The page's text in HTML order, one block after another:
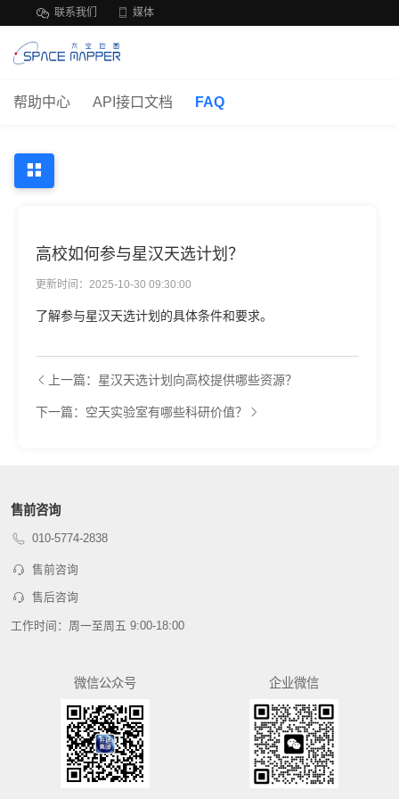
联系我们 媒体
帮助中心 API接口文档 FAQ
高校如何参与星汉天选计划？
更新时间：2025-10-30 09:30:00
了解参与星汉天选计划的具体条件和要求。
上一篇：星汉天选计划向高校提供哪些资源？
下一篇：空天实验室有哪些科研价值？
售前咨询
010-5774-2838
售前咨询
售后咨询
工作时间：周一至周五 9:00-18:00
微信公众号 企业微信